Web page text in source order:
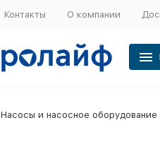
Контакты О компании
Насосы и насосное оборудование